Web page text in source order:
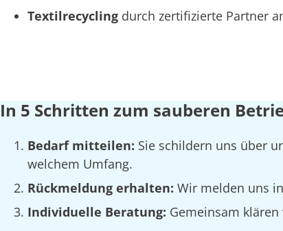
Textilrecycling durch zertifizierte Partner
In 5 Schritten zum sauberen
Bedarf mitteilen: Sie schildern uns über
welchem Umfang.
Rückmeldung erhalten: Wir melden uns
Individuelle Beratung: Gemeinsam